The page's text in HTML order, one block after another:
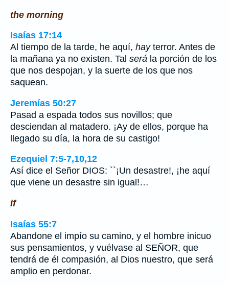
the morning
Isaías 17:14
Al tiempo de la tarde, he aquí, hayterror. Antes de
la mañana ya no existen. Tal será la porción de los
que nos despojan, y la suerte de los que nos
saquean.
Jeremías 50:27
Pasad a espada todos sus novillos; que
desciendan al matadero. ¡Ay de ellos, porque ha
llegado su día, la hora de su castigo!
Ezequiel 7:5-7,10,12
Así dice el Señor DIOS: ``¡Un desastre!, ¡he aquí
que viene un desastre sin igual!…
if
Isaías 55:7
Abandone el impío su camino, y el hombre inicuo
sus pensamientos, y vuélvase al SEÑOR, que
tendrá de él compasión, al Dios nuestro, que será
amplio en perdonar.